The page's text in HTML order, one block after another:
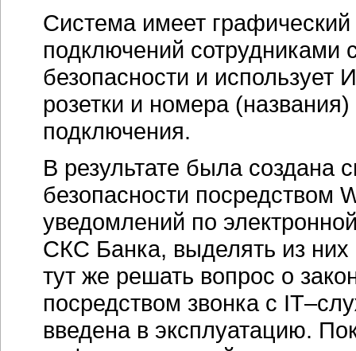
Система имеет
подключений
безопасности и
розетки и номера
подключения.
В результате была создана
безопасности посредством
уведомлений по
СКС Банка, выделять из
тут же решать вопрос о
посредством звонка с
введена в эксплуатацию.